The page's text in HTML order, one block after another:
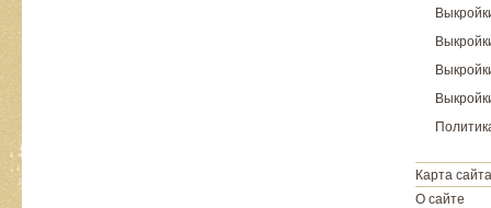
Карта сайта
О сайте